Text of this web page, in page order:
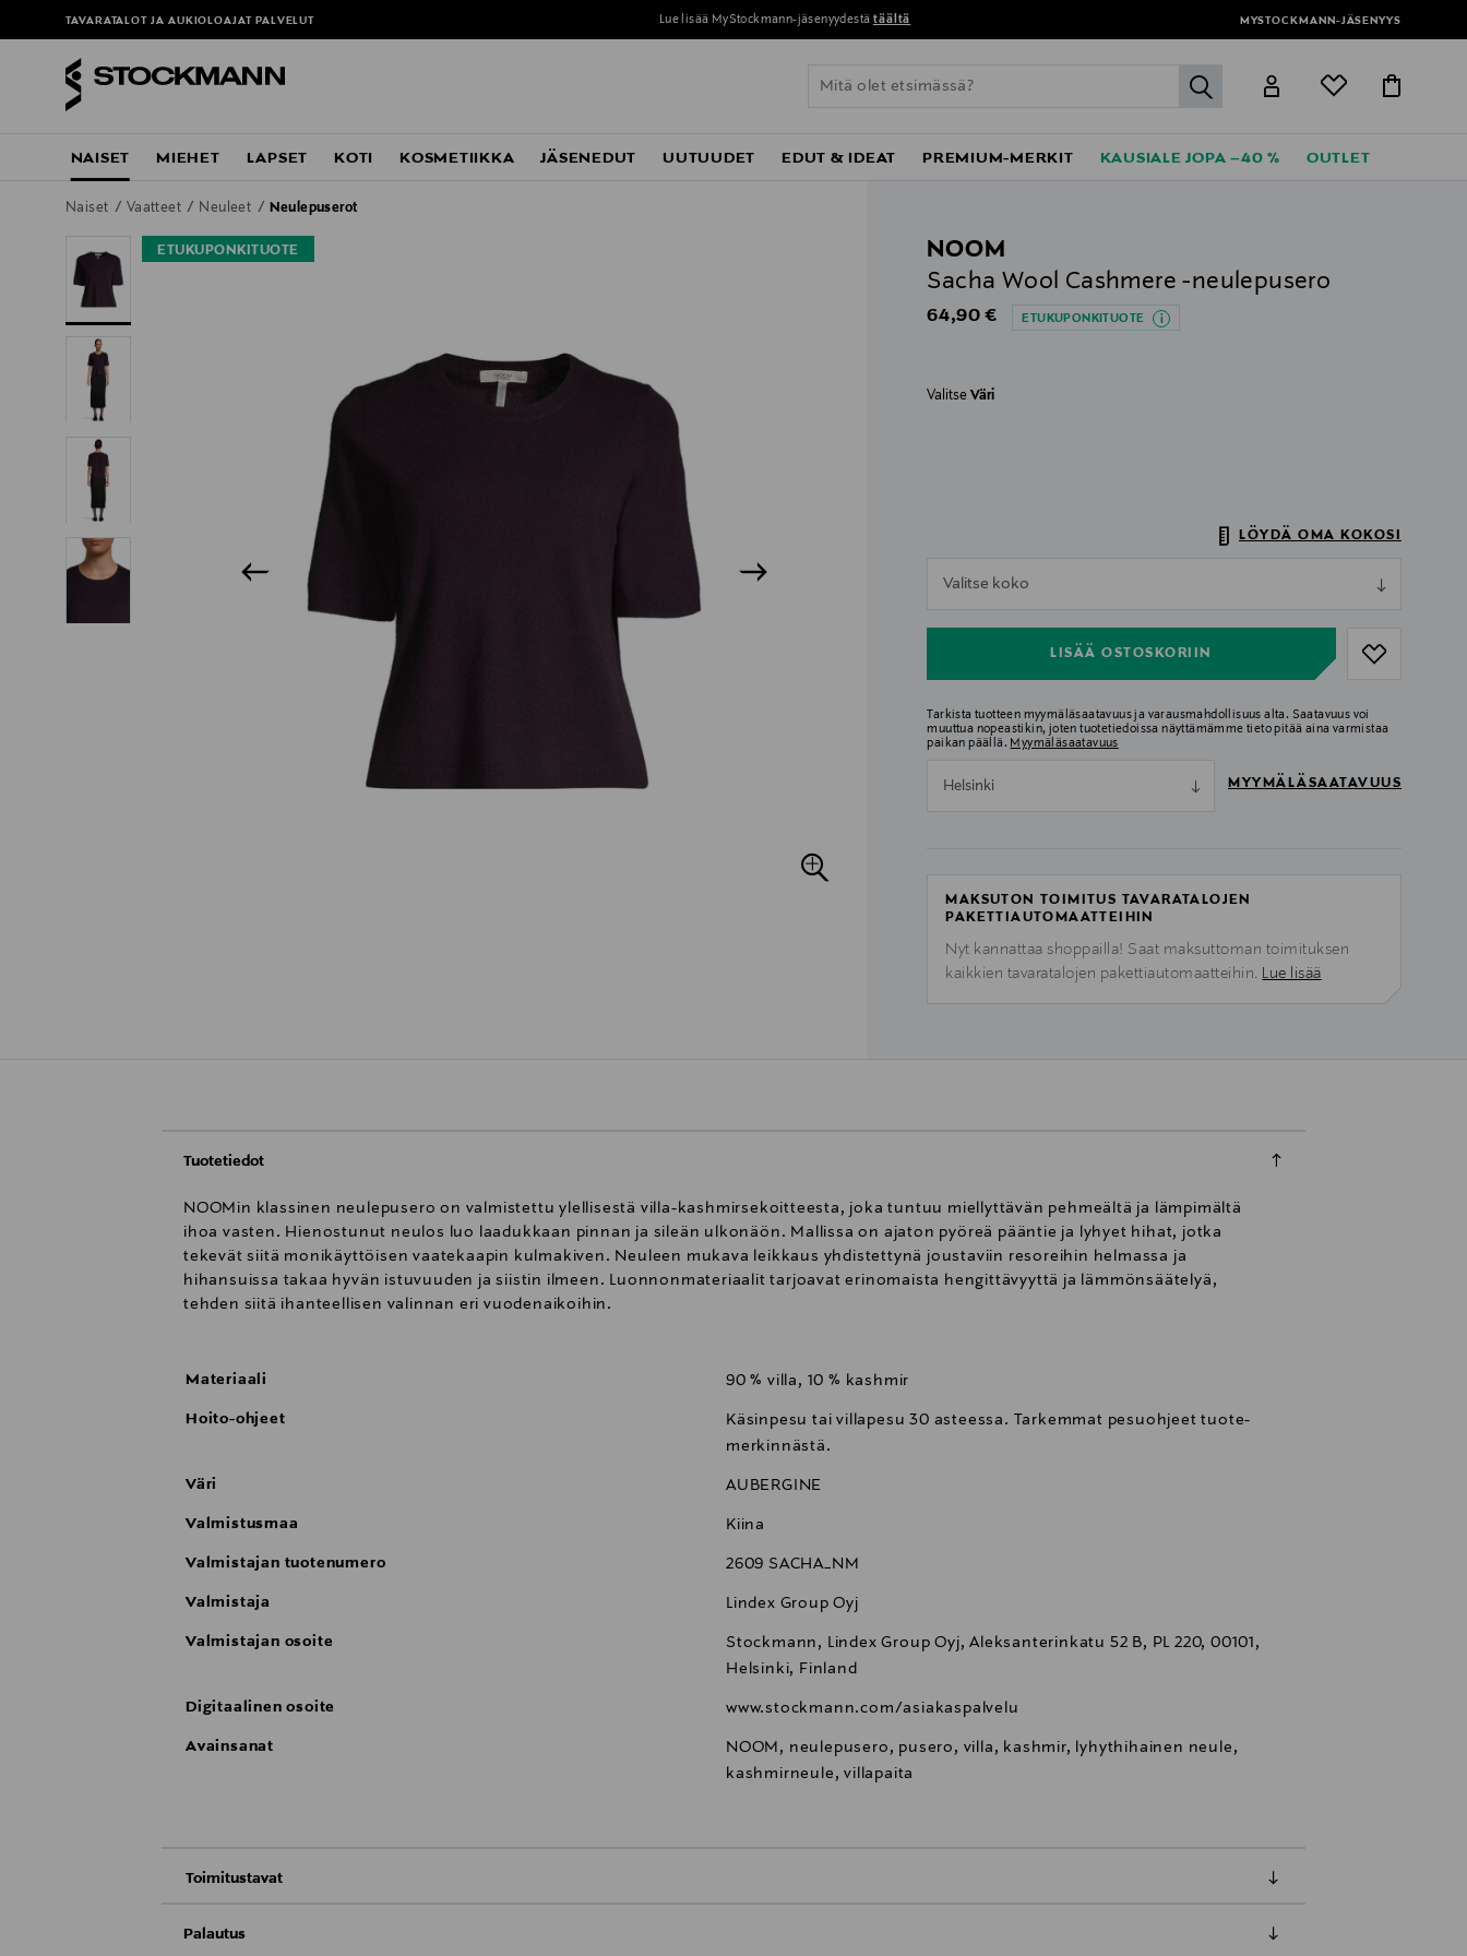
TAVARATALOT JA AUKIOLOAJAT PALVELUT Lue lisää MyStockmann-jäsenyydestä täältä MYSTOCKMANN-JÄSENYYS
label.header.go
NAISET MIEHET LAPSET KOTI KOSMETIIKKA JÄSENEDUT UUTUUDET EDUT & IDEAT PREMIUM-MERKIT KAUSIALE JOPA –40 % OUTLET
Naiset Vaatteet Neuleet Neulepuserot
ETUKUPONKITUOTE
NOOM
Sacha Wool Cashmere -neulepusero
Original Price
64,90 € ETUKUPONKITUOTE
ValitseVäri
LÖYDÄ OMA KOKOSI
Valitse koko
LISÄÄ OSTOSKORIIN
Tarkista tuotteen myymäläsaatavuus ja varausmahdollisuus alta. Saatavuus voi
muuttua nopeastikin, joten tuotetiedoissa näyttämämme tieto pitää aina varmistaa
paikan päällä. Myymäläsaatavuus
Helsinki MYYMÄLÄSAATAVUUS
MAKSUTON TOIMITUS TAVARATALOJEN
PAKETTIAUTOMAATTEIHIN
Nyt kannattaa shoppailla! Saat maksuttoman toimituksen
kaikkien tavaratalojen pakettiautomaatteihin. Lue lisää
Tuotetiedot
NOOMin klassinen neulepusero on valmistettu ylellisestä villa-kashmirsekoitteesta, joka tuntuu miellyttävän pehmeältä ja lämpimältä
ihoa vasten. Hienostunut neulos luo laadukkaan pinnan ja sileän ulkonäön. Mallissa on ajaton pyöreä pääntie ja lyhyet hihat, jotka
tekevät siitä monikäyttöisen vaatekaapin kulmakiven. Neuleen mukava leikkaus yhdistettynä joustaviin resoreihin helmassa ja
hihansuissa takaa hyvän istuvuuden ja siistin ilmeen. Luonnonmateriaalit tarjoavat erinomaista hengittävyyttä ja lämmönsäätelyä,
tehden siitä ihanteellisen valinnan eri vuodenaikoihin.
Materiaali 90 % villa, 10 % kashmir
Hoito-ohjeet
Käsinpesu tai villapesu 30 asteessa. Tarkemmat pesuohjeet tuote-
merkinnästä.
Väri AUBERGINE
Valmistusmaa Kiina
Valmistajan tuotenumero 2609 SACHA_NM
Valmistaja Lindex Group Oyj
Valmistajan osoite
Stockmann, Lindex Group Oyj, Aleksanterinkatu 52 B, PL 220, 00101,
Helsinki, Finland
Digitaalinen osoite www.stockmann.com/asiakaspalvelu
Avainsanat
NOOM, neulepusero, pusero, villa, kashmir, lyhythihainen neule,
kashmirneule, villapaita
Toimitustavat
Palautus